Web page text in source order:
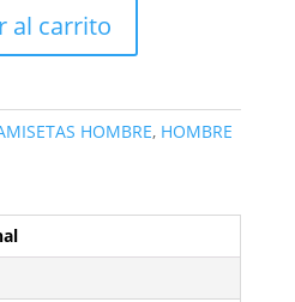
al carrito
HOMBRE, HOMBRE